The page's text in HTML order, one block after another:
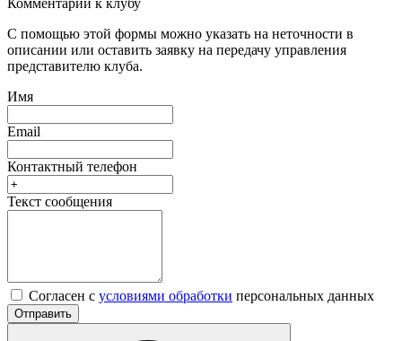
С помощью этой формы можно указать на неточности в
описании или оставить заявку на передачу управления
представителю клуба.
Имя
Email
Контактный телефон
Текст сообщения
Согласен с условиями обработки персональных данных
Отправить